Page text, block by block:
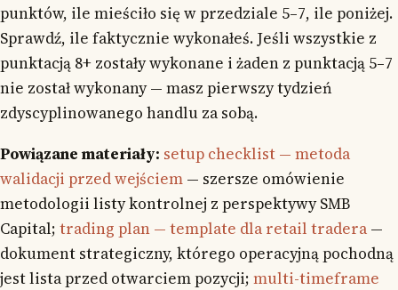
punktów, ile mieściło się w przedziale 5–7, ile poniżej.
Sprawdź, ile faktycznie wykonałeś. Jeśli wszystkie z
punktacją 8+ zostały wykonane i żaden z punktacją 5–7
nie został wykonany — masz pierwszy tydzień
zdyscyplinowanego handlu za sobą.
Powiązane materiały: setup checklist — metoda
walidacji przed wejściem — szersze omówienie
metodologii listy kontrolnej z perspektywy SMB
Capital; trading plan — template dla retail tradera —
dokument strategiczny, którego operacyjną pochodną
jest lista przed otwarciem pozycji; multi-timeframe